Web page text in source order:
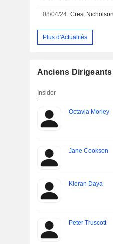
08/04/24
Plus d'Actualités
Anciens
Insider
Octavia Morley
Jane Cookson
Kieran Daya
Peter Truscott